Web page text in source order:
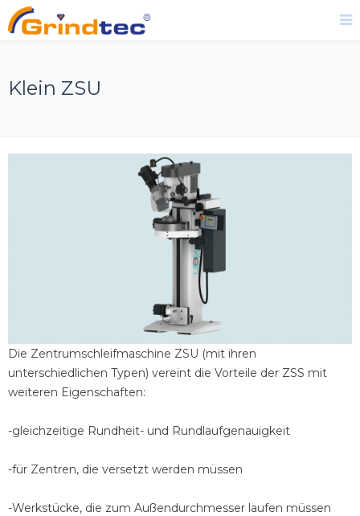
Klein ZSU
Die Zentrumschleifmaschine ZSU (mit ihren
unterschiedlichen Typen) vereint die Vorteile der ZSS mit
weiteren Eigenschaften:
-gleichzeitige Rundheit- und Rundlaufgenauigkeit
-für Zentren, die versetzt werden müssen
-Werkstücke, die zum Außendurchmesser laufen müssen